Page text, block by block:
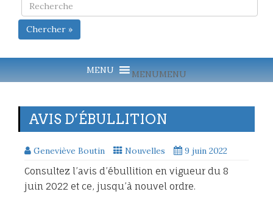
Chercher »
MENUMENU
AVIS D’ÉBULLITION
Geneviève Boutin Nouvelles 9 juin 2022
Consultez l’avis d’ébullition en vigueur du 8
juin 2022 et ce, jusqu’à nouvel ordre.